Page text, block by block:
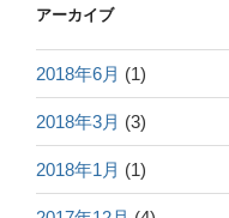
アーカイブ
2018年6月 (1)
2018年3月 (3)
2018年1月 (1)